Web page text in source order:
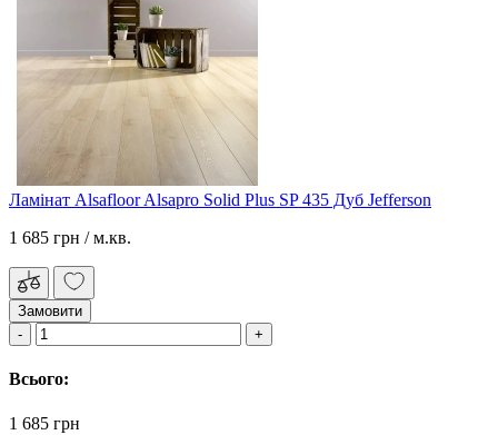
Ламінат Alsafloor Alsapro Solid Plus SP 435 Дуб Jefferson
1 685 грн / м.кв.
Замовити
Всього:
1 685 грн